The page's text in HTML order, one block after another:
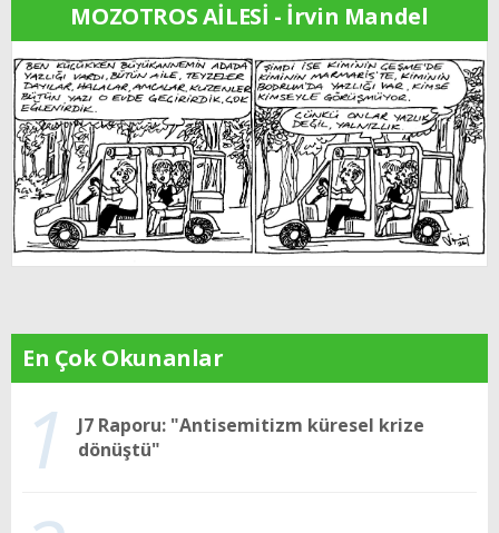
MOZOTROS AİLESİ - İrvin Mandel
En Çok Okunanlar
1
J7 Raporu: "Antisemitizm küresel krize
dönüştü"